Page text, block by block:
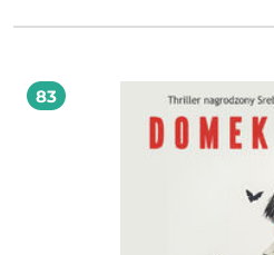
może nas zaprowadzić fascynacja tym,
przestrzeń. Są też oddana ze
dawne rany otwierają się na nowo.
dar pisania. Ten debiut tylko zaostrzy
Założyciel MysteryTV popularnego kanału, na którym przedstawia tysiącom słuchaczy
paranormalnych. Gdy nie opowiada
seriali oraz reklam telewizyjnych i
i TikToku, gdzie pokazuje swoją
83